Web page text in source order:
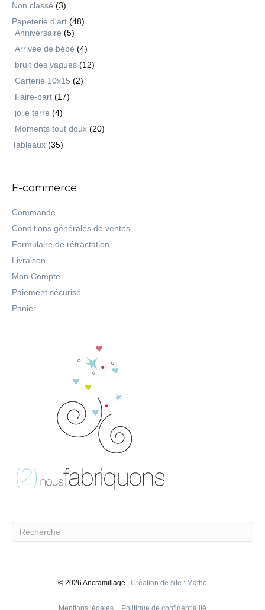
Non classé (3)
Papeterie d'art (48)
Anniversaire (5)
Arrivée de bébé (4)
bruit des vagues (12)
Carterie 10x15 (2)
Faire-part (17)
jolie terre (4)
Moments tout doux (20)
Tableaux (35)
E-commerce
Commande
Conditions générales de ventes
Formulaire de rétractation
Livraison
Mon Compte
Paiement sécurisé
Panier
© 2026 Ancramillage | Création de site : Matho
Mentions légales Politique de confidentialité